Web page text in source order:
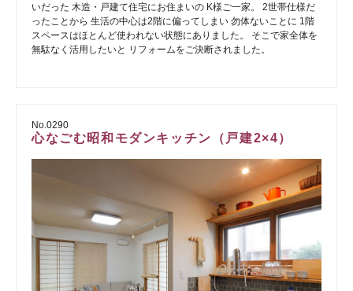
いだった 木造・戸建て住宅にお住まいの K様ご一家。 2世帯仕様だ
ったことから 生活の中心は2階に偏ってしまい 勿体ないことに 1階
スペースはほとんど使われない状態にありました。 そこで家全体を
無駄なく活用したいと リフォームをご決断されました。
No.0290
心なごむ昭和モダンキッチン（戸建2×4）